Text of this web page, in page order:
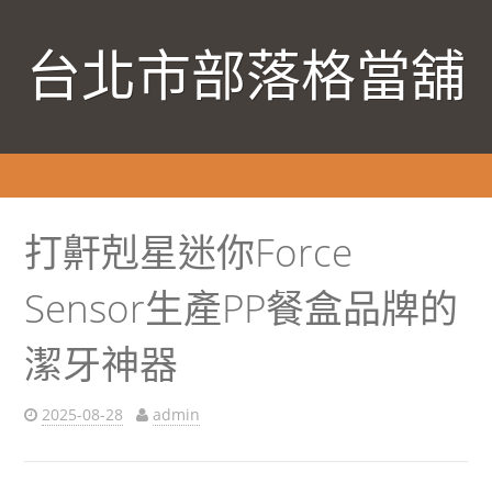
台北市部落格當舖
打鼾剋星迷你Force
Sensor生產PP餐盒品牌的
潔牙神器
2025-08-28 admin